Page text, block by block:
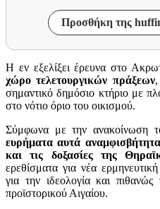
Προσθήκη της
Η εν εξελίξει έρευνα στο
χώρο τελετουργικών πράξεων,
σημαντικό δημόσιο κτήριο με
στο νότιο όριο του οικισμού.
Σύμφωνα με την ανακοίνωση
ευρήματα αυτά αναμφισβήτητα
και τις δοξασίες της
ερεθίσματα για νέα
για την ιδεολογία και
προϊστορικού Αιγαίου.